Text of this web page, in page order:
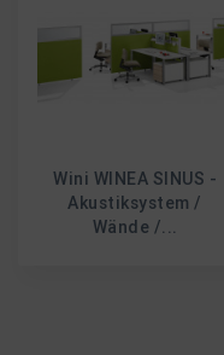
Wini WINEA SINUS -
Akustiksystem /
Wände /...